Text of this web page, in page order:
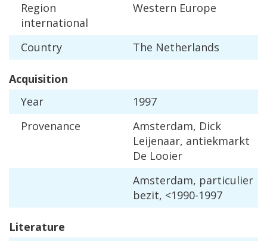
Region
international
Western Europe
Country The Netherlands
Acquisition
Year
1997
Provenance
Amsterdam, Dick
Leijenaar, antiekmarkt
De Looier
Amsterdam, particulier
bezit, <1990-1997
Literature